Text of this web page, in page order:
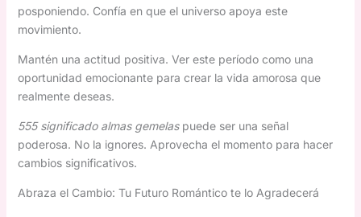
posponiendo. Confía en que el universo apoya este
movimiento.
Mantén una actitud positiva. Ver este período como una
oportunidad emocionante para crear la vida amorosa que
realmente deseas.
555 significado almas gemelaspuede ser una señal
poderosa. No la ignores. Aprovecha el momento para hacer
cambios significativos.
Abraza el Cambio: Tu Futuro Romántico te lo Agradecerá